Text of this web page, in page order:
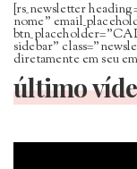
[rs_newsletter
nome”
sidebar”
diretamente em seu
último
Tocador